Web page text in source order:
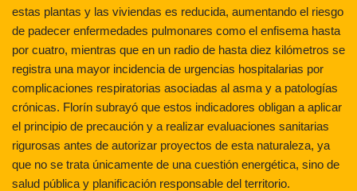
estas plantas y las viviendas es reducida, aumentando el riesgo
de padecer enfermedades pulmonares como el enfisema hasta
por cuatro, mientras que en un radio de hasta diez kilómetros se
registra una mayor incidencia de urgencias hospitalarias por
complicaciones respiratorias asociadas al asma y a patologías
crónicas. Florín subrayó que estos indicadores obligan a aplicar
el principio de precaución y a realizar evaluaciones sanitarias
rigurosas antes de autorizar proyectos de esta naturaleza, ya
que no se trata únicamente de una cuestión energética, sino de
salud pública y planificación responsable del territorio.